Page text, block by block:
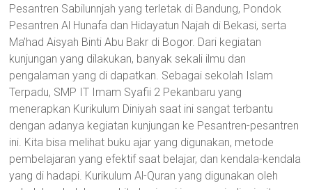
Pesantren Sabilunnjah yang terletak di Bandung, Pondok
Pesantren Al Hunafa dan Hidayatun Najah di Bekasi, serta
Ma’had Aisyah Binti Abu Bakr di Bogor. Dari kegiatan
kunjungan yang dilakukan, banyak sekali ilmu dan
pengalaman yang di dapatkan. Sebagai sekolah Islam
Terpadu, SMP IT Imam Syafii 2 Pekanbaru yang
menerapkan Kurikulum Diniyah saat ini sangat terbantu
dengan adanya kegiatan kunjungan ke Pesantren-pesantren
ini. Kita bisa melihat buku ajar yang digunakan, metode
pembelajaran yang efektif saat belajar, dan kendala-kendala
yang di hadapi. Kurikulum Al-Quran yang digunakan oleh